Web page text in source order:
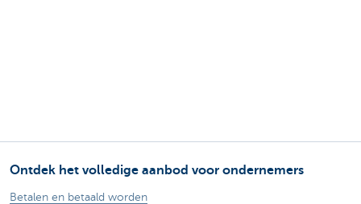
Ontdek het volledige aanbod voor ondernemers
Betalen en betaald worden